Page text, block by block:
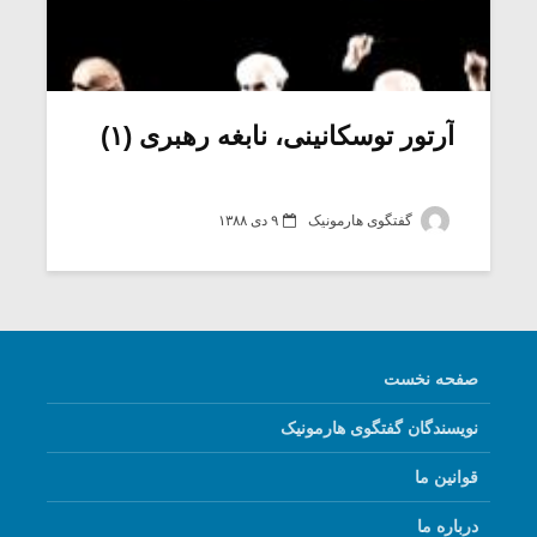
آرتور توسکانینی، نابغه رهبری (۱)
گفتگوی هارمونیک ۹ دی ۱۳۸۸
صفحه نخست
نویسندگان گفتگوی هارمونیک
قوانین ما
درباره ما